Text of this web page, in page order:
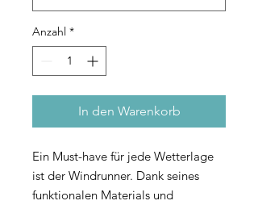
Anzahl *
In den Warenkorb
Ein Must-have für jede Wetterlage
ist der Windrunner. Dank seines
funktionalen Materials und